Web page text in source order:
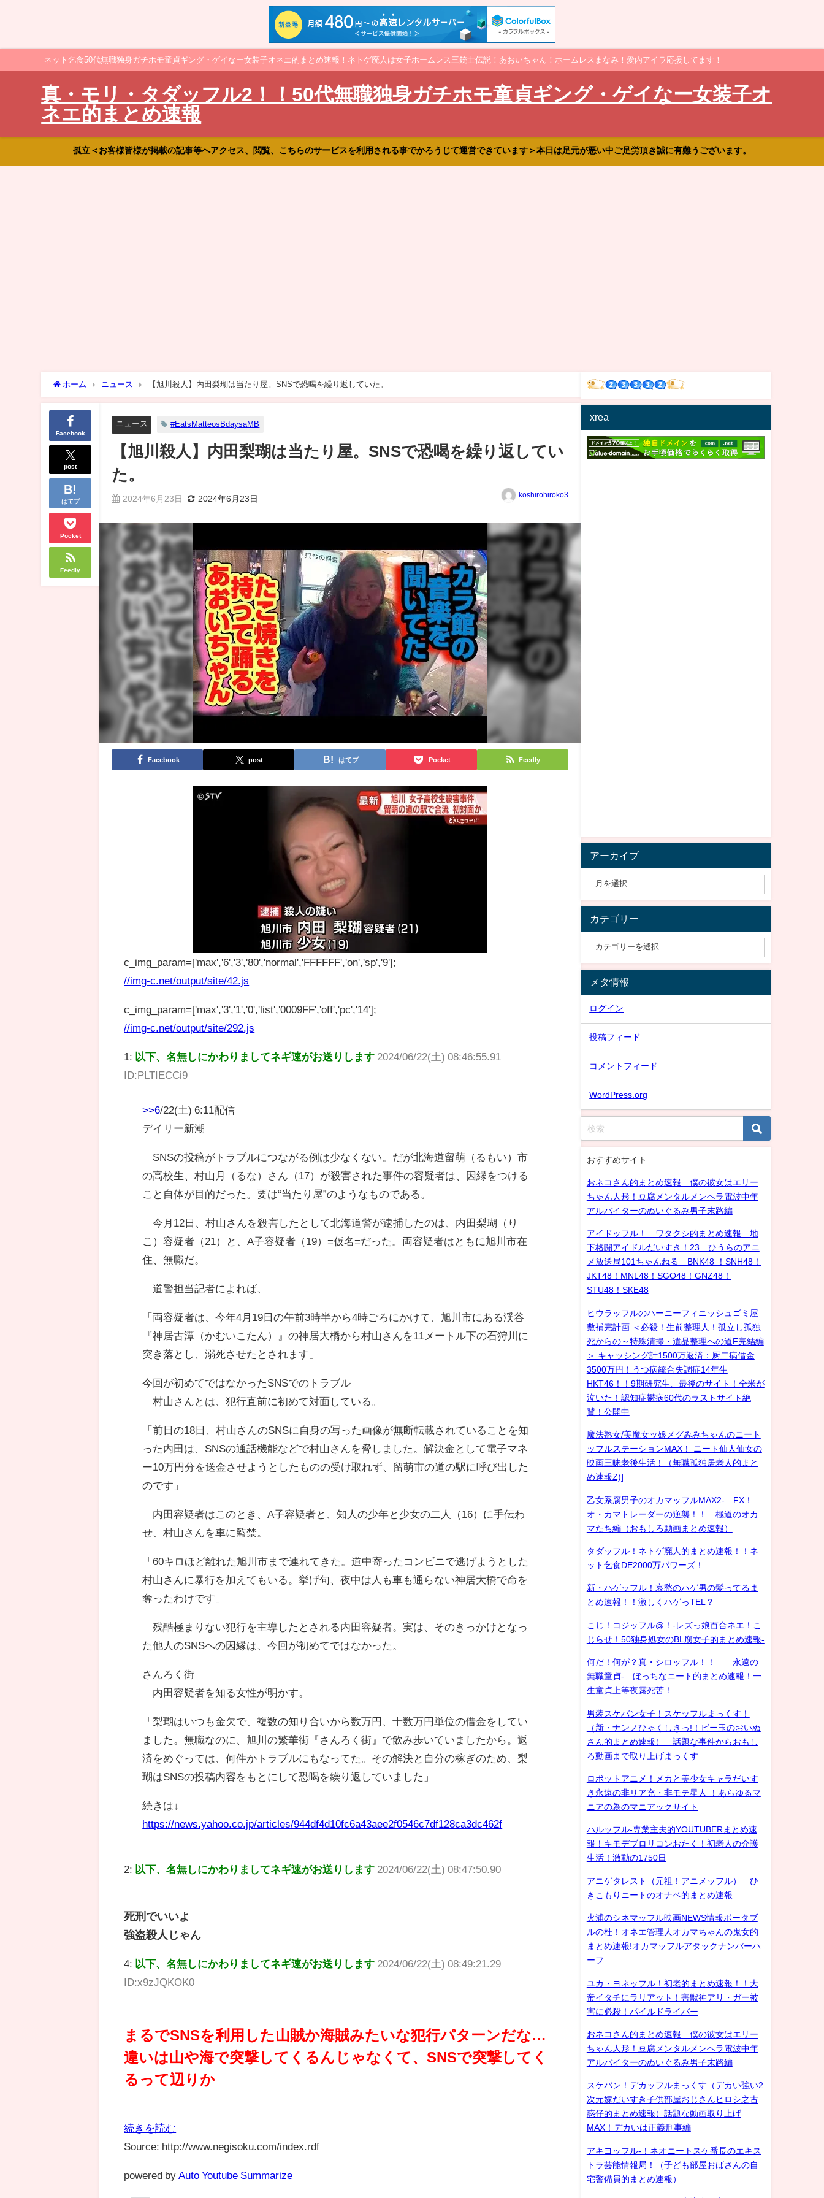
ネット乞食50代無職独身ガチホモ童貞ギング・ゲイなー女装子オネエ的まとめ速報！ネトゲ廃人は女子ホームレス三銃士伝説！あおいちゃん！ホームレスまなみ！愛内アイラ応援してます！
真・モリ・タダッフル2！！50代無職独身ガチホモ童貞ギング・ゲイなー女装子オ
ネエ的まとめ速報
孤立＜お客様皆様が掲載の記事等へアクセス、閲覧、こちらのサービスを利用される事でかろうじて運営できています＞本日は足元が悪い中ご足労頂き誠に有難うございます。
ホーム ニュース 【旭川殺人】内田梨瑚は当たり屋。SNSで恐喝を繰り返していた。
Facebook
post
はてブ
Pocket
Feedly
ニュース #EatsMatteosBdaysaMB
【旭川殺人】内田梨瑚は当たり屋。SNSで恐喝を繰り返してい
た。
2024年6月23日 2024年6月23日 koshirohiroko3
Facebook post はてブ Pocket Feedly
c_img_param=['max','6','3','80','normal','FFFFFF','on','sp','9'];
//img-c.net/output/site/42.js
c_img_param=['max','3','1','0','list','0009FF','off','pc','14'];
//img-c.net/output/site/292.js
1: 以下、名無しにかわりましてネギ速がお送りします 2024/06/22(土) 08:46:55.91
ID:PLTIECCi9
>>6/22(土) 6:11配信
デイリー新潮
SNSの投稿がトラブルにつながる例は少なくない。だが北海道留萌（るもい）市
の高校生、村山月（るな）さん（17）が殺害された事件の容疑者は、因縁をつける
こと自体が目的だった。要は“当たり屋”のようなものである。
今月12日、村山さんを殺害したとして北海道警が逮捕したのは、内田梨瑚（り
こ）容疑者（21）と、A子容疑者（19）=仮名=だった。両容疑者はともに旭川市在
住、無職だ。
道警担当記者によれば、
「両容疑者は、今年4月19日の午前3時半から4時ごろにかけて、旭川市にある渓谷
『神居古潭（かむいこたん）』の神居大橋から村山さんを11メートル下の石狩川に
突き落とし、溺死させたとされます」
今回が初めてではなかったSNSでのトラブル
村山さんとは、犯行直前に初めて対面している。
「前日の18日、村山さんのSNSに自身の写った画像が無断転載されていることを知
った内田は、SNSの通話機能などで村山さんを脅しました。解決金として電子マネ
ー10万円分を送金させようとしたものの受け取れず、留萌市の道の駅に呼び出した
のです」
内田容疑者はこのとき、A子容疑者と、知人の少年と少女の二人（16）に手伝わ
せ、村山さんを車に監禁。
「60キロほど離れた旭川市まで連れてきた。道中寄ったコンビニで逃げようとした
村山さんに暴行を加えてもいる。挙げ句、夜中は人も車も通らない神居大橋で命を
奪ったわけです」
残酷極まりない犯行を主導したとされる内田容疑者。実は、そのきっかけとなっ
た他人のSNSへの因縁は、今回が初めてではなかった。
さんろく街
内田容疑者を知る女性が明かす。
「梨瑚はいつも金欠で、複数の知り合いから数万円、十数万円単位の借金をしてい
ました。無職なのに、旭川の繁華街『さんろく街』で飲み歩いていましたから。返
済をめぐっては、何件かトラブルにもなってた。その解決と自分の稼ぎのため、梨
瑚はSNSの投稿内容をもとにして恐喝を繰り返していました」
続きは↓
https://news.yahoo.co.jp/articles/944df4d10fc6a43aee2f0546c7df128ca3dc462f
2: 以下、名無しにかわりましてネギ速がお送りします 2024/06/22(土) 08:47:50.90
死刑でいいよ
強盗殺人じゃん
4: 以下、名無しにかわりましてネギ速がお送りします 2024/06/22(土) 08:49:21.29
ID:x9zJQKOK0
まるでSNSを利用した山賊か海賊みたいな犯行パターンだな…
違いは山や海で突撃してくるんじゃなくて、SNSで突撃してく
るって辺りか
続きを読む
Source: http://www.negisoku.com/index.rdf
powered by Auto Youtube Summarize
xrea
アーカイブ
カテゴリー
メタ情報
ログイン
投稿フィード
コメントフィード
WordPress.org
おすすめサイト
おネコさん的まとめ速報 僕の彼女はエリー
ちゃん人形！豆腐メンタルメンヘラ電波中年
アルバイターのぬいぐるみ男子末路編
アイドッフル！ ワタクシ的まとめ速報 地
下格闘アイドルだいすき！23 ひうらのアニ
メ放送局101ちゃんねる BNK48 ！SNH48！
JKT48！MNL48！SGO48！GNZ48！
STU48！SKE48
ヒウラッフルのハーニーフィニッシュゴミ屋
敷補完計画 ＜必殺！生前整理人！孤立し孤独
死からの～特殊清掃・遺品整理への道F完結編
＞ キャッシング計1500万返済：厨二病借金
3500万円！うつ病統合失調症14年生
HKT46！！9期研究生、最後のサイト！全米が
泣いた！認知症鬱病60代のラストサイト絶
賛！公開中
魔法熟女/美魔女ッ娘メグみみちゃんのニート
ッフルステーションMAX！ ニート仙人仙女の
映画三昧老後生活！（無職孤独居老人的まと
め速報Z)]
乙女系腐男子のオカマッフルMAX2- FX！
オ・カマトレーダーの逆襲！！ 極道のオカ
マたち編（おもしろ動画まとめ速報）
タダッフル！ネトゲ廃人的まとめ速報！！ネ
ット乞食DE2000万パワーズ！
新・ハゲッフル！哀愁のハゲ男の髪ってるま
とめ速報！！激しくハゲっTEL？
こじ！コジッフル@！-レズっ娘百合ネエ！こ
じらせ！50独身処女のBL腐女子的まとめ速報-
何だ！何が？真・シロッフル！！ 永遠の
無職童貞- ぼっちなニート的まとめ速報！一
生童貞上等夜露死苦！
男装スケバン女子！スケッフルまっくす！
（新・ナンノひゃくしきっ!！ビー玉のおいぬ
さん的まとめ速報） 話題な事件からおもし
ろ動画まで取り上げまっくす
ロボットアニメ！メカと美少女キャラだいす
き永遠の非リア充・非モテ星人 ！あらゆるマ
ニアの為のマニアックサイト
ハルッフル-専業主夫的YOUTUBERまとめ速
報！キモデブロリコンおたく！初老人の介護
生活！激動の1750日
アニゲタレスト（元祖！アニメッフル） ひ
きこもりニートのオナベ的まとめ速報
火浦のシネマッフル映画NEWS情報ポータブ
ルの杜！オネエ管理人オカマちゃんの鬼女的
まとめ速報!オカマッフルアタックナンバーハ
ーフ
ユカ・ヨネッフル！初老的まとめ速報！！大
帝イタチにラリアット！害獣神アリ・ガー被
害に必殺！パイルドライバー
おネコさん的まとめ速報 僕の彼女はエリー
ちゃん人形！豆腐メンタルメンヘラ電波中年
アルバイターのぬいぐるみ男子末路編
スケバン！デカッフルまっくす（デカい強い2
次元嫁だいすき子供部屋おじさんヒロシ之古
惑仔的まとめ速報）話題な動画取り上げ
MAX！デカいは正義刑事編
アキヨッフル-！ネオニートスケ番長のエキス
トラ芸能情報局！（子ども部屋おばさんの自
宅警備員的まとめ速報）